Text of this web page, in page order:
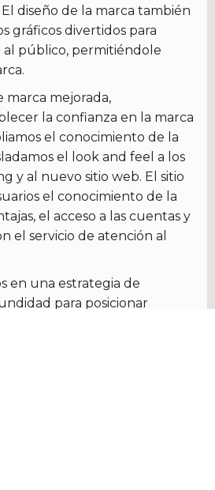
diseño de la marca también
gráficos divertidos para
público, permitiéndole
marca mejorada,
la confianza en la marca
el conocimiento de la
el look and feel a los
y al nuevo sitio web. El sitio
el conocimiento de la
el acceso a las cuentas y
el servicio de atención al
en una estrategia de
para posicionar